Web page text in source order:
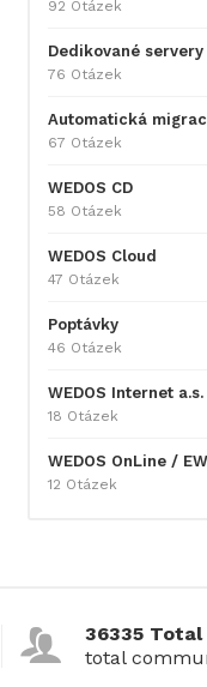
92 Otázek
Dedikované servery
76 Otázek
Automatická
67 Otázek
WEDOS CD
58 Otázek
WEDOS Cloud
47 Otázek
Poptávky
46 Otázek
WEDOS Internet a.s.
18 Otázek
WEDOS OnLine /
12 Otázek
36335 Total
total